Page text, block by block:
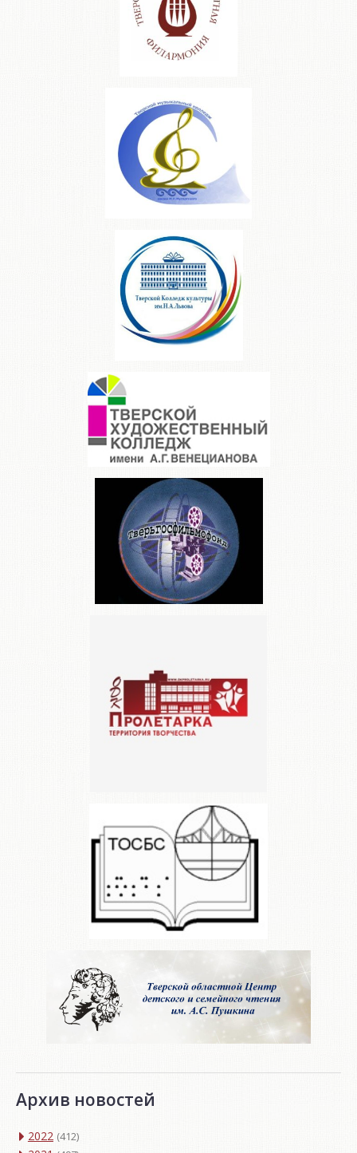
Архив новостей
2022 (412)